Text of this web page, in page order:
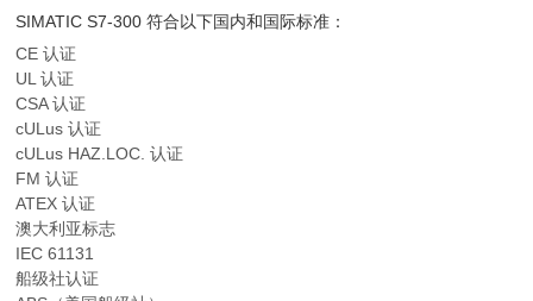
SIMATIC S7-300 符合以下国内和国际标准：
CE 认证
UL 认证
CSA 认证
cULus 认证
cULus HAZ.LOC. 认证
FM 认证
ATEX 认证
澳大利亚标志
IEC 61131
船级社认证